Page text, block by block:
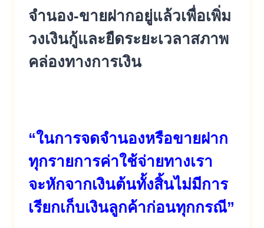
จำนอง-ขายฝากอยู่แล้วเพื่อเพิ่ม
วงเงินกู้และยืดระยะเวลาสภาพ
คล่องทางการเงิน
“ในการจดจำนองหรือขายฝาก
ทุกรายการค่าใช้จ่ายทางเรา
จะหักจากเงินต้นทั้งสิ้นไม่มีการ
เรียกเก็บเงินลูกค้าก่อนทุกกรณี”